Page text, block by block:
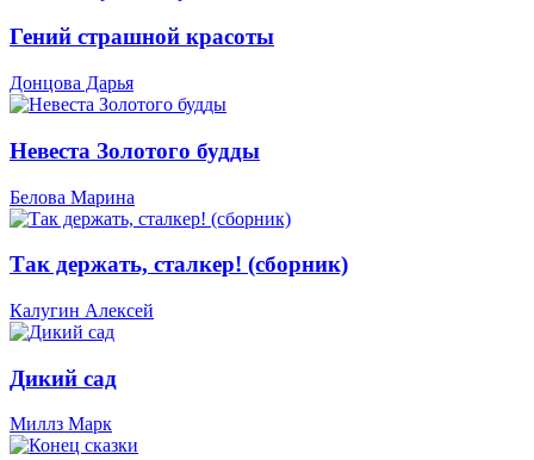
Гений страшной красоты
Донцова Дарья
Невеста Золотого будды
Белова Марина
Так держать, сталкер! (сборник)
Калугин Алексей
Дикий сад
Миллз Марк